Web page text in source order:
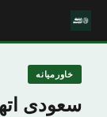
خاورمیانه
سعودی